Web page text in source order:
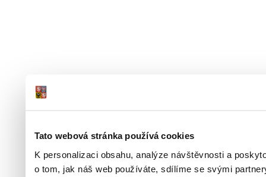
Tato webová stránka používá cookies
K personalizaci obsahu, analýze návštěvnosti a
o tom, jak náš web používáte, sdílíme se svými